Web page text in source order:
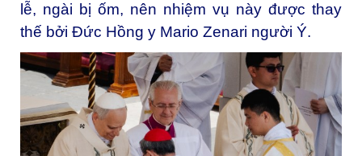
lễ, ngài bị ốm, nên nhiệm vụ này được thay
thế bởi Đức Hồng y Mario Zenari người Ý.